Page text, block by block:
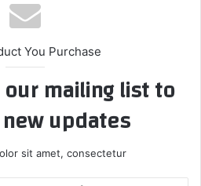
You Purchase
mailing list to
updates!
sit amet, consectetur.